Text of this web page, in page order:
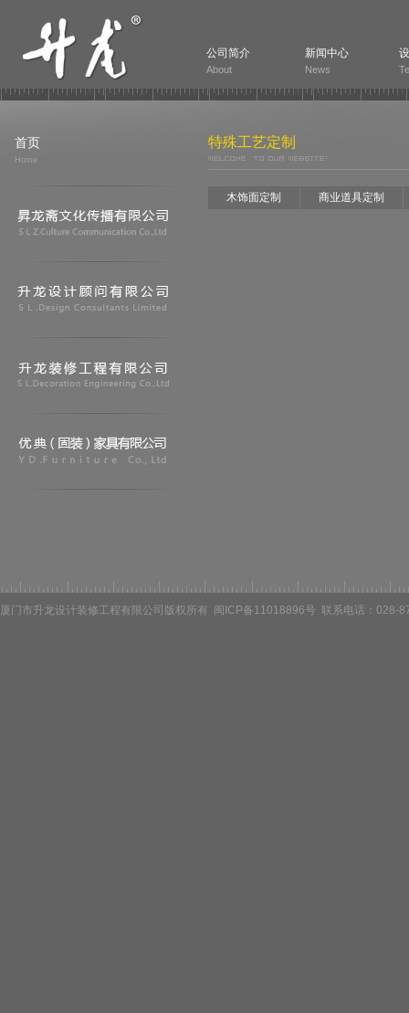
公司简介
About
新闻中心
News
首页
Home
特殊工艺定制
木饰面定制 商业道具定制
厦门市升龙设计装修工程有限公司版权所有 闽ICP备11018896号 联系电话：028-